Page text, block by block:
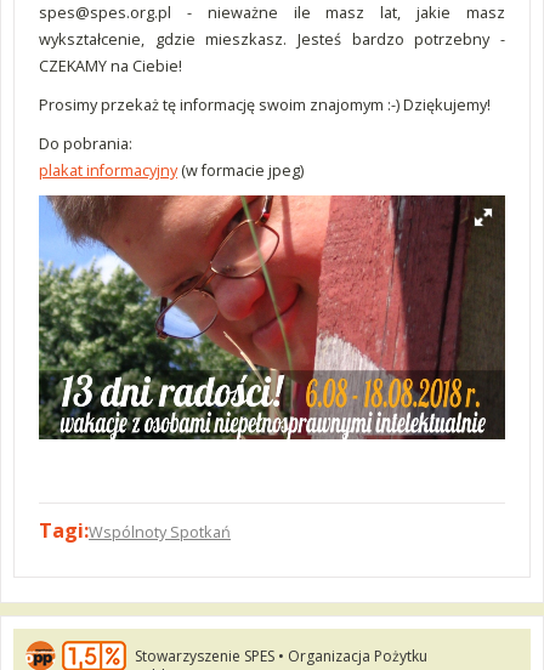
spes@spes.org.pl - nieważne ile masz lat, jakie masz
wykształcenie, gdzie mieszkasz. Jesteś bardzo potrzebny -
CZEKAMY na Ciebie!
Prosimy przekaż tę informację swoim znajomym :-) Dziękujemy!
Do pobrania:
plakat informacyjny(w formacie jpeg)
Tagi:Wspólnoty Spotkań
Stowarzyszenie SPES • Organizacja Pożytku